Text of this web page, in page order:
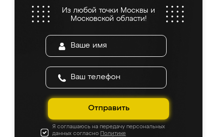
Из любой точки Москвы и
Московской области!
Отправить
Я соглашаюсь на передачу персональных
данных согласно Политике